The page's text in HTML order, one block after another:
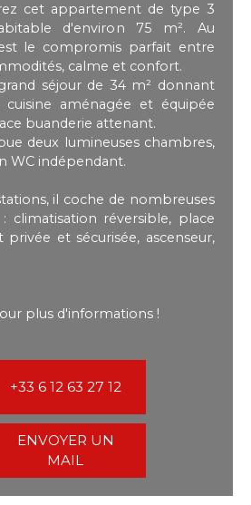
cet appartement de type 3
d'environ 75 m². Au
le compromis parfait entre
calme et confort.
séjour de 34 m² donnant
cuisine aménagée et équipée
buanderie attenant.
deux lumineuses chambres,
WC indépendant.
il coche de nombreuses
: climatisation réversible, place
et sécurisée, ascenseur,
plus d'informations !
+33 6 12 63 27 12
ENVOYER UN
MAIL